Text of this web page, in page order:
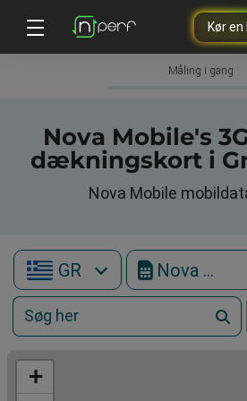
Kør
Måling i gang
Nova Mobile's
dækningskort i
Nova Mobile
GR Nova Mobile
+